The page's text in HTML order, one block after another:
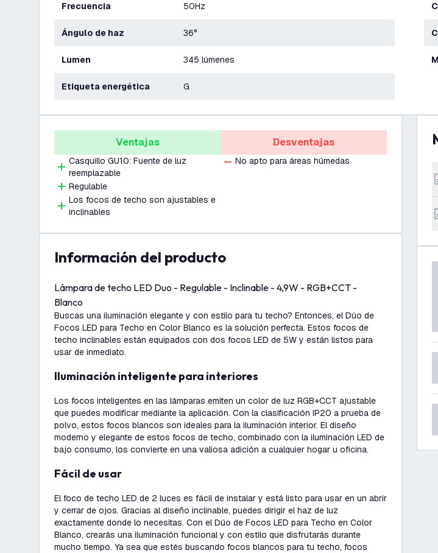
Frecuencia 50Hz
Ángulo de haz 36°
Lumen 345 lúmenes
Etiqueta energética G
Ventajas
Casquillo GU10: Fuente de luz
reemplazable
Regulable
Los focos de techo son ajustables e
inclinables
Desventajas
No apto para áreas húmedas
información del producto
Lámpara de techo LED Duo - Regulable - Inclinable - 4,9W - RGB+CCT -
Blanco
Buscas una iluminación elegante y con estilo para tu techo? Entonces, el Dúo de
Focos LED para Techo en Color Blanco es la solución perfecta. Estos focos de
techo inclinables están equipados con dos focos LED de 5W y están listos para
usar de inmediato.
Iluminación inteligente para interiores
Los focos inteligentes en las lámparas emiten un color de luz RGB+CCT ajustable
que puedes modificar mediante la aplicación. Con la clasificación IP20 a prueba de
polvo, estos focos blancos son ideales para la iluminación interior. El diseño
moderno y elegante de estos focos de techo, combinado con la iluminación LED de
bajo consumo, los convierte en una valiosa adición a cualquier hogar u oficina.
Fácil de usar
El foco de techo LED de 2 luces es fácil de instalar y está listo para usar en un abrir
y cerrar de ojos. Gracias al diseño inclinable, puedes dirigir el haz de luz
exactamente donde lo necesitas. Con el Dúo de Focos LED para Techo en Color
Blanco, crearás una iluminación funcional y con estilo que disfrutarás durante
mucho tiempo. Ya sea que estés buscando focos blancos para tu techo, focos